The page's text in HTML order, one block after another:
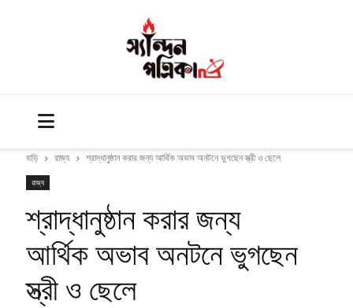
বাড়ি রাজ্য শ্রাদ্ধানুষ্ঠান করার জন্য আর্থিক অভাব অনটনে ভুগছেন স্ত্রী ও ছেলে
রাজ্য
শ্রাদ্ধানুষ্ঠান করার জন্য
আর্থিক অভাব অনটনে ভুগছেন
স্ত্রী ও ছেলে